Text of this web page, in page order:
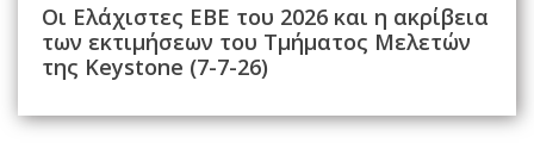
Οι Ελάχιστες ΕΒΕ του 2026 και η ακρίβεια
των εκτιμήσεων του Τμήματος Μελετών
της Keystone (7-7-26)